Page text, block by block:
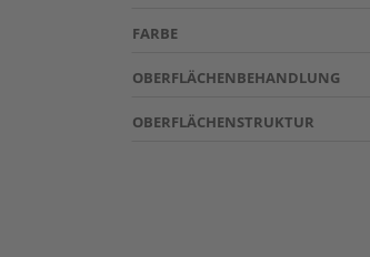
FARBE
OBERFLÄCHENBEHANDLUNG
OBERFLÄCHENSTRUKTUR